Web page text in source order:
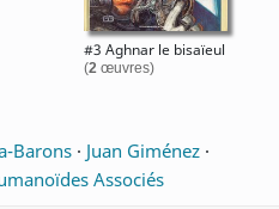
#3 Aghnar le bisaïeul
(2 œuvres)
Barons · Juan Giménez ·
Associés